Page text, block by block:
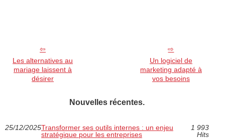
Les alternatives au
mariage laissent à
désirer
Un logiciel de
marketing adapté à
vos besoins
Nouvelles récentes.
25/12/2025Transformer ses outils internes : un enjeu
stratégique pour les entreprises
1 993
Hits